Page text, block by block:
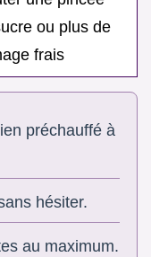
ou plus de
frais
préchauffé à
hésiter.
au maximum.